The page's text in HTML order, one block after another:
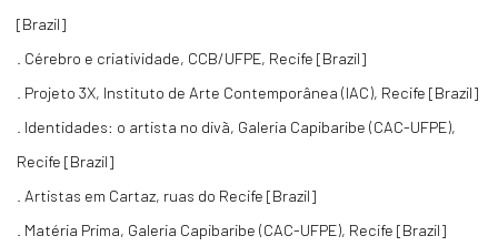
[Brazil]
. Cérebro e criatividade, CCB/UFPE, Recife [Brazil]
. Projeto 3X, Instituto de Arte Contemporânea (IAC), Recife [Brazil]
. Identidades: o artista no divã, Galeria Capibaribe (CAC-UFPE),
Recife [Brazil]
. Artistas em Cartaz, ruas do Recife [Brazil]
. Matéria Prima, Galeria Capibaribe (CAC-UFPE), Recife [Brazil]